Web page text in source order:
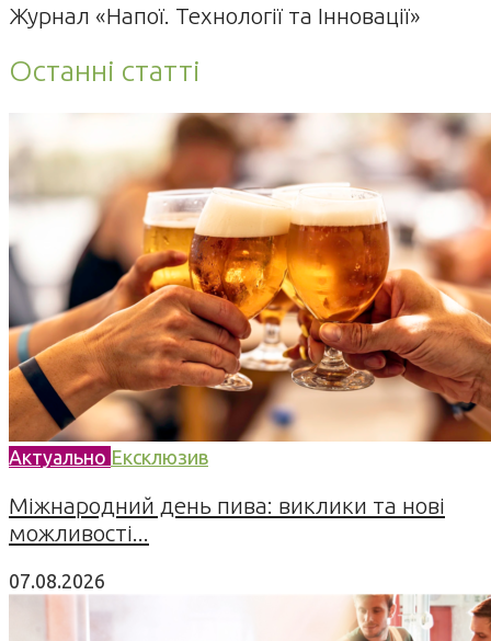
Журнал «Напої. Технології та Інновації»
Останні статті
Актуально Ексклюзив
Міжнародний день пива: виклики та нові
можливості...
07.08.2026